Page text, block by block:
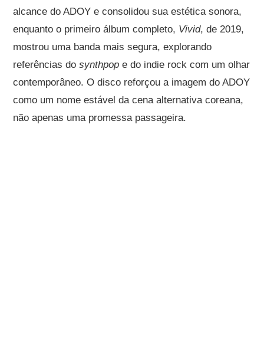
alcance do ADOY e consolidou sua estética sonora,
enquanto o primeiro álbum completo, Vivid, de 2019,
mostrou uma banda mais segura, explorando
referências dosynthpop e do indie rock com um olhar
contemporâneo. O disco reforçou a imagem do ADOY
como um nome estável da cena alternativa coreana,
não apenas uma promessa passageira.